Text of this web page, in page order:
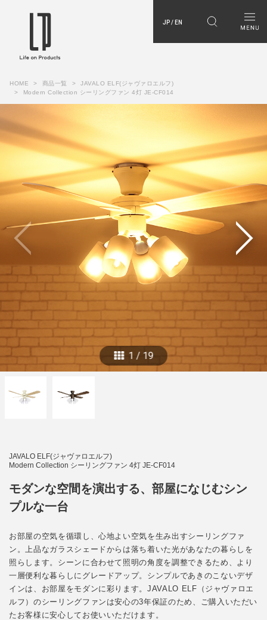
JP / EN
HOME 商品一覧
JAVALO ELF(ジャヴァロエルフ)
Modern Collection シーリングファン 4灯 JE-CF014
JAVALO ELF(ジャヴァロエルフ)
Modern Collection シーリングファン 4灯 JE-CF014
モダンな空間を演出する、部屋になじむシン
プルな一台
お部屋の空気を循環し、心地よい空気を生み出すシーリングファ
ン。上品なガラスシェードからは落ち着いた光があなたの暮らしを
照らします。シーンに合わせて照明の角度を調整できるため、より
一層便利な暮らしにグレードアップ。シンプルであきのこないデザ
インは、お部屋をモダンに彩ります。JAVALO ELF（ジャヴァロエ
ルフ）のシーリングファンは安心の3年保証のため、ご購入いただい
たお客様に安心してお使いいただけます。
1 / 19